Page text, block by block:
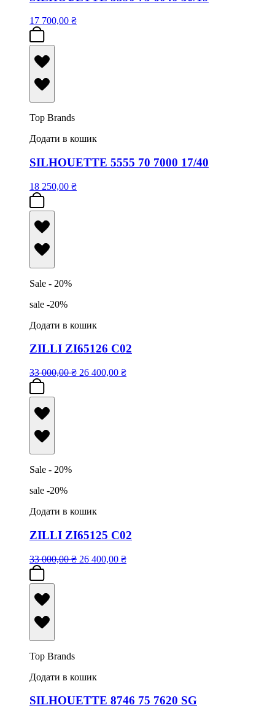
17 700,00 ₴
Top Brands
Додати в кошик
SILHOUETTE 5555 70 7000 17/40
18 250,00 ₴
Sale - 20%
sale -20%
Додати в кошик
ZILLI ZI65126 C02
33 000,00₴ 26 400,00 ₴
Sale - 20%
sale -20%
Додати в кошик
ZILLI ZI65125 C02
33 000,00₴ 26 400,00 ₴
Top Brands
Додати в кошик
SILHOUETTE 8746 75 7620 SG